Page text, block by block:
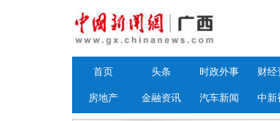
首页 头条 时政外事 财经
房地产 金融资讯 汽车新闻 中新